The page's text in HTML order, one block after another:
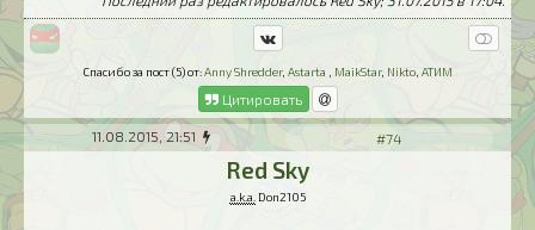
Спасибо за пост (5) от:Anny Shredder, Astarta MaikStar, Nikto АТИМ
Цитировать
11.08.2015, 21:51 #74
Red Sky
a.k.a. Don2105